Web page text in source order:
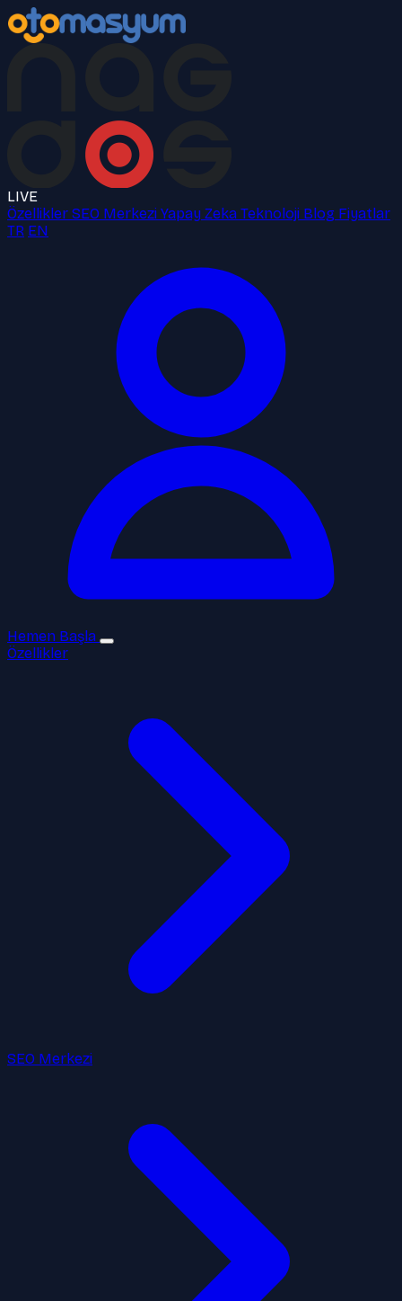
LIVE
Özellikler SEO Merkezi Yapay Zeka Teknoloji Blog Fiyatlar
TR EN
Hemen Başla
Özellikler
SEO Merkezi